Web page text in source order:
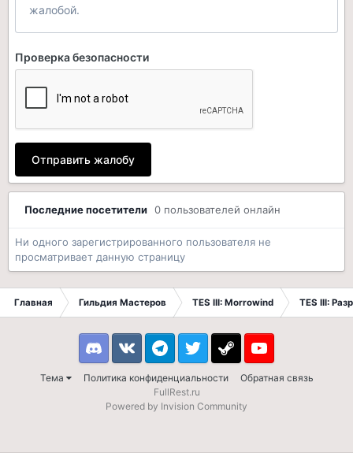
жалобой.
Проверка безопасности
Отправить жалобу
Последние посетители 0 пользователей онлайн
Ни одного зарегистрированного пользователя не
просматривает данную страницу
Главная Гильдия Мастеров TES III: Morrowind TES III:
Тема Политика конфиденциальности Обратная связь
DiscordVK TelegramTwitter Steam Youtube
FullRest.ru
Powered by Invision Community